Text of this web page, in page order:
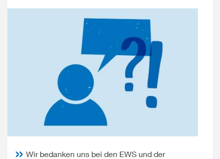
Wir bedanken uns bei den EWS und der